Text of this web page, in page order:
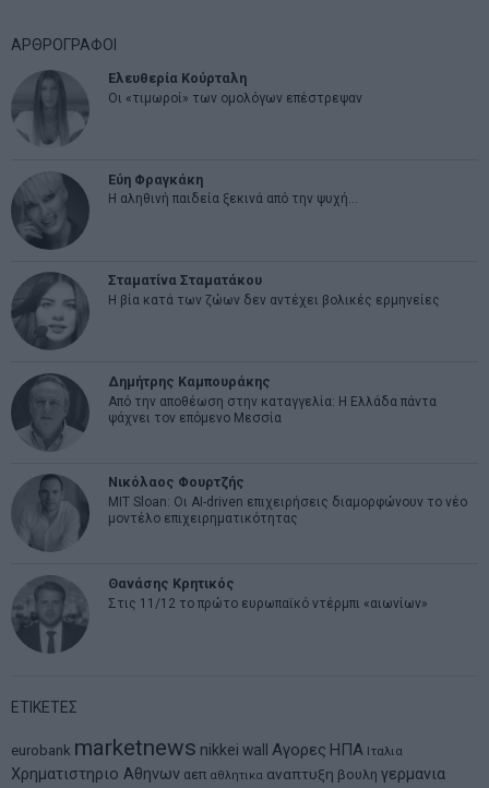
ΑΡΘΡΟΓΡΑΦΟΙ
Ελευθερία Κούρταλη
Οι «τιμωροί» των ομολόγων επέστρεψαν
Εύη Φραγκάκη
Η αληθινή παιδεία ξεκινά από την ψυχή…
Σταματίνα Σταματάκου
Η βία κατά των ζώων δεν αντέχει βολικές ερμηνείες
Δημήτρης Καμπουράκης
Από την αποθέωση στην καταγγελία: Η Ελλάδα πάντα
ψάχνει τον επόμενο Μεσσία
Νικόλαος Φουρτζής
MIT Sloan: Οι AI-driven επιχειρήσεις διαμορφώνουν το νέο
μοντέλο επιχειρηματικότητας
Θανάσης Κρητικός
Στις 11/12 το πρώτο ευρωπαϊκό ντέρμπι «αιωνίων»
ΕΤΙΚΕΤΕΣ
eurobank marketnews nikkei wall Αγορες ΗΠΑ Ιταλια
Χρηματιστηριο Αθηνων αεπ αθλητικα αναπτυξη βουλη γερμανια